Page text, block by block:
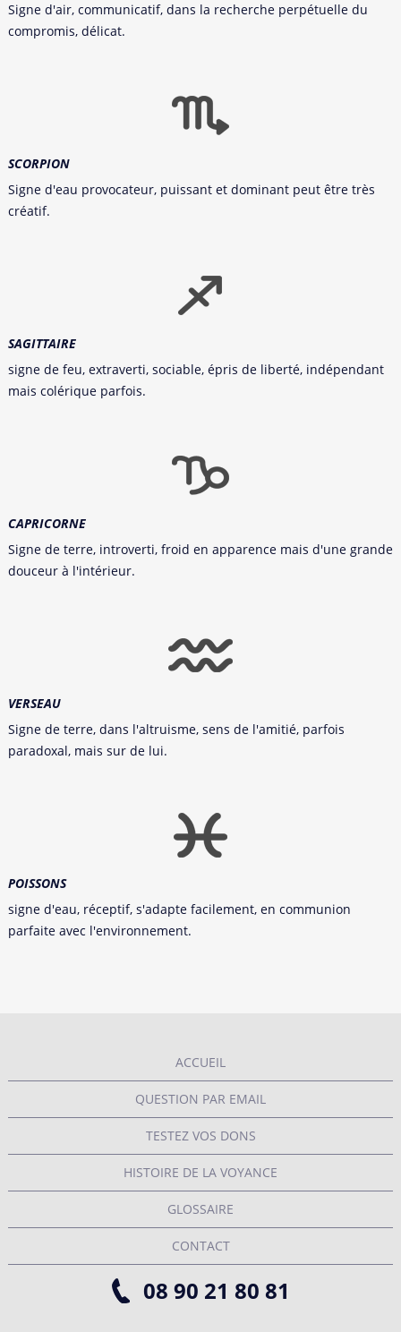
Signe d'air, communicatif, dans la recherche perpétuelle du
compromis, délicat.
SCORPION
Signe d'eau provocateur, puissant et dominant peut être très
créatif.
SAGITTAIRE
signe de feu, extraverti, sociable, épris de liberté, indépendant
mais colérique parfois.
CAPRICORNE
Signe de terre, introverti, froid en apparence mais d'une grande
douceur à l'intérieur.
VERSEAU
Signe de terre, dans l'altruisme, sens de l'amitié, parfois
paradoxal, mais sur de lui.
POISSONS
signe d'eau, réceptif, s'adapte facilement, en communion
parfaite avec l'environnement.
ACCUEIL
QUESTION PAR EMAIL
TESTEZ VOS DONS
HISTOIRE DE LA VOYANCE
GLOSSAIRE
CONTACT
08 90 21 80 81